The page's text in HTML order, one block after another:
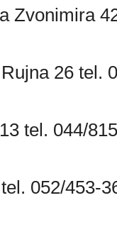
Zvonimira
26 tel.
tel. 044/
052/453-